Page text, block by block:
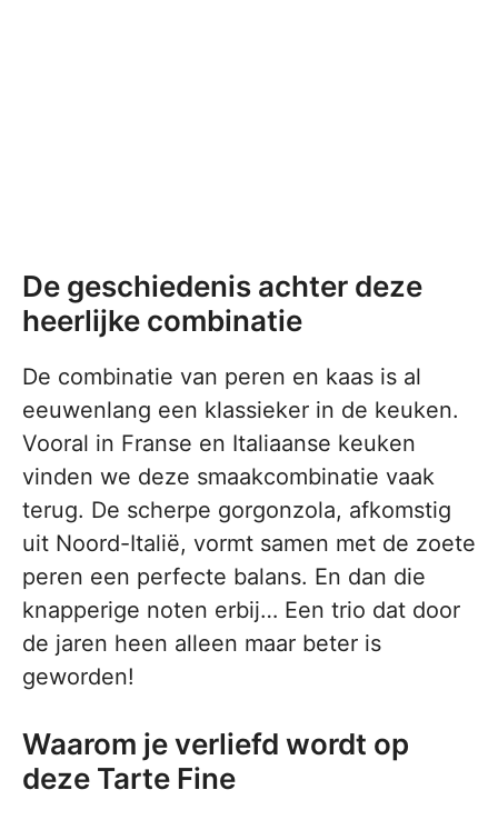
De geschiedenis achter deze
heerlijke combinatie
De combinatie van peren en kaas is al
eeuwenlang een klassieker in de keuken.
Vooral in Franse en Italiaanse keuken
vinden we deze smaakcombinatie vaak
terug. De scherpe gorgonzola, afkomstig
uit Noord-Italië, vormt samen met de zoete
peren een perfecte balans. En dan die
knapperige noten erbij… Een trio dat door
de jaren heen alleen maar beter is
geworden!
Waarom je verliefd wordt op
deze Tarte Fine